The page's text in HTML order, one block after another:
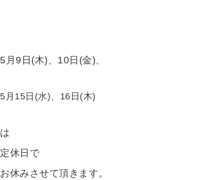
5月9日(木)、10日(金)、
5月15日(水)、16日(木)
は
定休日で
お休みさせて頂きます。